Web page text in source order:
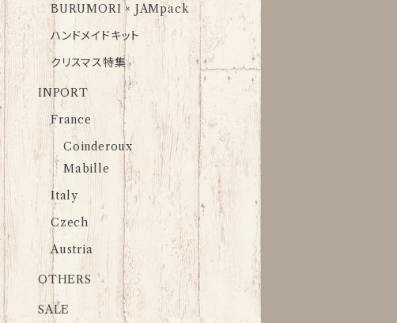
BURUMORI × JAMpack
ハンドメイドキット
クリスマス特集
INPORT
France
Coinderoux
Mabille
Italy
Czech
Austria
OTHERS
SALE